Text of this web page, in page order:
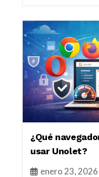
¿Qué
usar Unolet?
enero 23, 2026